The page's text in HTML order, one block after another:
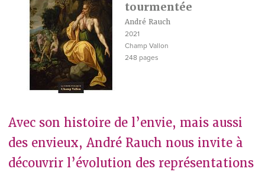
tourmentée
André Rauch
2021
Champ Vallon
248 pages
Avec son histoire de l’envie, mais aussi
des envieux, André Rauch nous invite à
découvrir l’évolution des représentations